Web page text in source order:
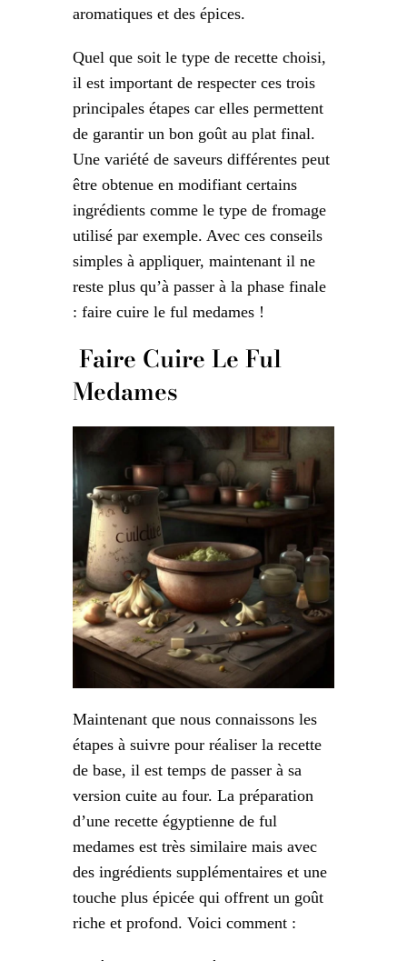
aromatiques et des épices.
Quel que soit le type de recette choisi,
il est important de respecter ces trois
principales étapes car elles permettent
de garantir un bon goût au plat final.
Une variété de saveurs différentes peut
être obtenue en modifiant certains
ingrédients comme le type de fromage
utilisé par exemple. Avec ces conseils
simples à appliquer, maintenant il ne
reste plus qu’à passer à la phase finale
: faire cuire le ful medames !
Faire Cuire Le Ful
Medames
Maintenant que nous connaissons les
étapes à suivre pour réaliser la recette
de base, il est temps de passer à sa
version cuite au four. La préparation
d’une recette égyptienne de ful
medames est très similaire mais avec
des ingrédients supplémentaires et une
touche plus épicée qui offrent un goût
riche et profond. Voici comment :